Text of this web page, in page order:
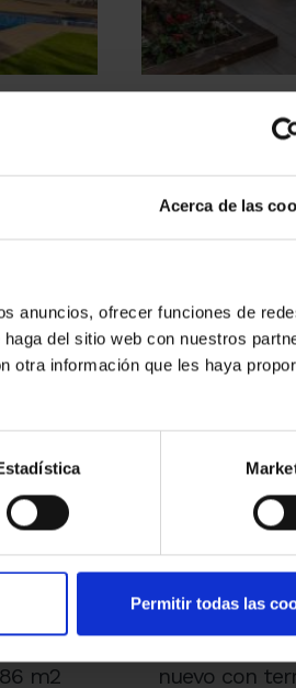
Acerca de las
anuncios, ofrecer funciones de
del sitio web con nuestros
otra información que les haya
Permitir todas las
Magnífica
totalmente
nuevo
m2
ELS
nuevo con